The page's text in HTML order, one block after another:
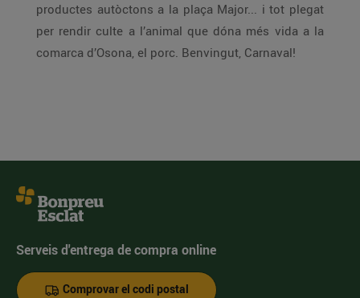
productes autòctons a la plaça Major... i tot plegat
per rendir culte a l’animal que dóna més vida a la
comarca d’Osona, el porc. Benvingut, Carnaval!
Serveis d'entrega de compra online
Comprovar el codi postal